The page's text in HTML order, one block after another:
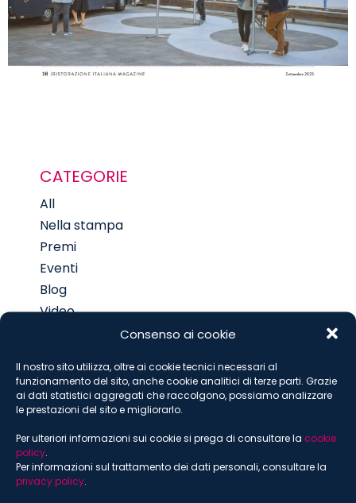
Consenso ai cookie
Il nostro sito utilizza, oltre ai cookie tecnici necessari al
funzionamento del sito, anche cookie analitici di terze parti. Grazie
ai dati statistici aggregati che raccolgono, possiamo analizzare
le prestazioni del sito e migliorarlo.
Per ulteriori informazioni sui cookie si prega di consultare la cookie
policy
Per informazioni sul trattamento dei dati personali, consultare la
privacy policy
CATEGORIE
All
Nella stampa
Premi
Eventi
Blog
Video
Globally Minded
CONTENUTI SPECIALI
Coronavirus
Russia Brief
Sostenibilità